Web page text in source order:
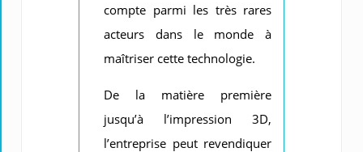
compte parmi les très rares
acteurs dans le monde à
maîtriser cette technologie.
De la matière première
jusqu’à l’impression 3D,
l’entreprise peut revendiquer